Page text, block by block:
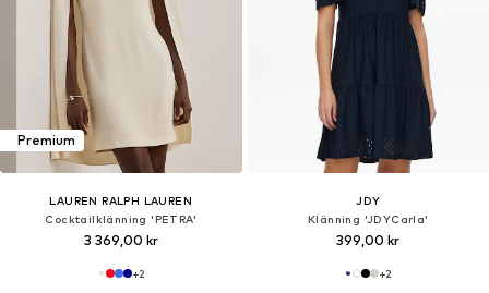
Premium
LAUREN RALPH LAUREN
Cocktailklänning 'PETRA'
3 369,00 kr
+2
JDY
Klänning 'JDYCarla'
399,00 kr
+2